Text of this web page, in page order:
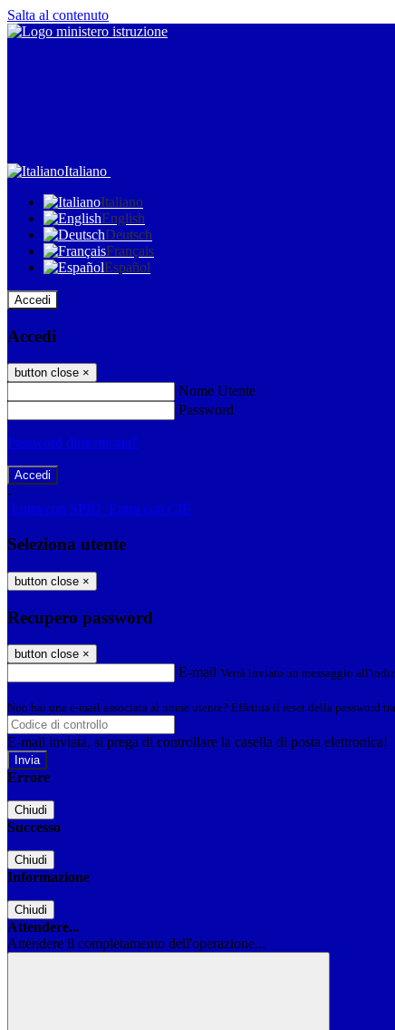
Salta al contenuto
Italiano
Italiano
English
Deutsch
Français
Español
Accedi
Accedi
button close ×
Nome Utente
Password
Password dimenticata?
-
Entra con SPID Entra con CIE
Seleziona utente
button close ×
Recupero password
button close ×
E-mail Verrà inviato un messaggio
Non hai una e-mail associata al nome utente? Effettua il reset della password
E-mail inviata, si prega di controllare la casella di posta elettronica!
Errore
Chiudi
Successo
Chiudi
Informazione
Chiudi
Attendere...
Attendere il completamento dell'operazione...